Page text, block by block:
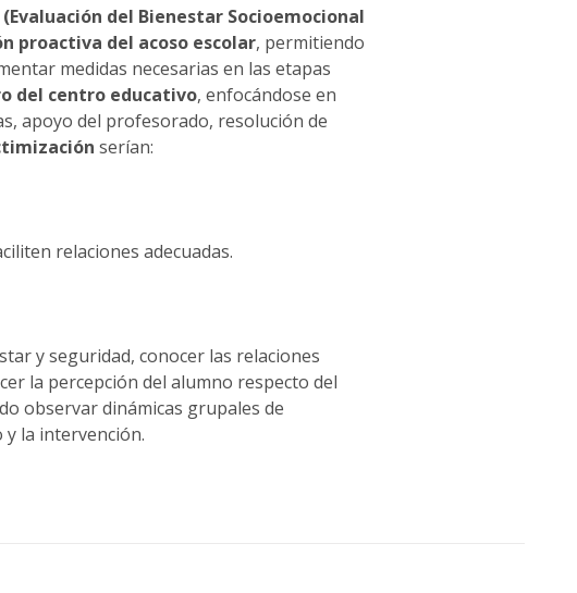
del Bienestar Socioemocional
proactiva del acoso escolar, permitiendo
medidas necesarias en las etapas
del centro educativo, enfocándose en
apoyo del profesorado, resolución de
serían:
relaciones adecuadas.
y seguridad, conocer las relaciones
la percepción del alumno respecto del
observar dinámicas grupales de
la intervención.